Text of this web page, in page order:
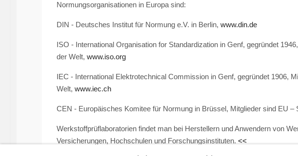
Normungsorganisationen in Europa sind:
DIN - Deutsches Institut für Normung e.V. in Berlin, www.din.de
ISO - International Organisation for Standardization in Genf, gegründet
der Welt, www.iso.org
IEC - International Elektrotechnical Commission in Genf, gegründet 1906,
Welt, www.iec.ch
CEN - Europäisches Komitee für Normung in Brüssel, Mitglieder sind EU –
Werkstoffprüflaboratorien findet man bei Herstellern und Anwendern von
Versicherungen, Hochschulen und Forschungsinstituten. <<